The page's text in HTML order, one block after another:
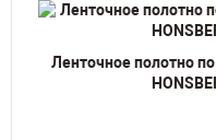
Ленточное полотно